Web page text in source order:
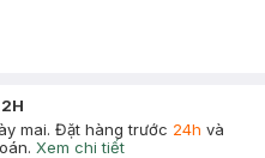
mai. Đặt hàng trước 24h và
Xem chi tiết